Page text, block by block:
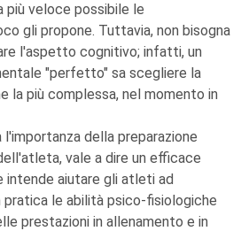
più veloce possibile le
gli propone. Tuttavia, non bisogna
l'aspetto cognitivo; infatti, un
"perfetto" sa scegliere la
la più complessa, nel momento in
della preparazione
vale a dire un efficace
intende aiutare gli atleti ad
le abilità psico-fisiologiche
prestazioni in allenamento e in